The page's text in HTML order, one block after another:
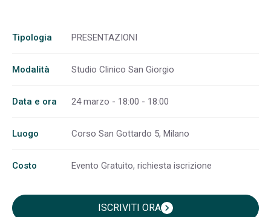
Tipologia PRESENTAZIONI
Modalità Studio Clinico San Giorgio
Data e ora 24 marzo - 18:00 - 18:00
Luogo Corso San Gottardo 5, Milano
Costo Evento Gratuito, richiesta iscrizione
ISCRIVITI ORAchevron_right